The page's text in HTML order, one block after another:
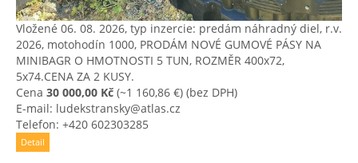
Vložené 06. 08. 2026, typ inzercie: predám náhradný diel, r.v.
2026, motohodín 1000, PRODÁM NOVÉ GUMOVÉ PÁSY NA
MINIBAGR O HMOTNOSTI 5 TUN, ROZMĚR 400x72,
5x74.CENA ZA 2 KUSY.
Cena 30 000,00 Kč (~1 160,86 €) (bez DPH)
E-mail: ludekstransky@atlas.cz
Telefon: +420 602303285
Detail